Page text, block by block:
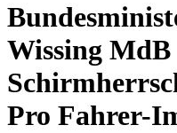
Wissing
Pro Fahrer-